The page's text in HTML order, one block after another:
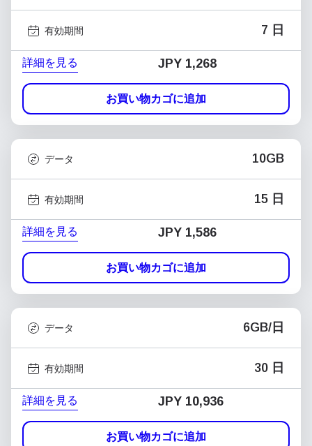
有効期間 7 日
詳細を見る JPY 1,268
お買い物カゴに追加
データ 10GB
有効期間 15 日
詳細を見る JPY 1,586
お買い物カゴに追加
データ 6GB/日
有効期間 30 日
詳細を見る JPY 10,936
お買い物カゴに追加